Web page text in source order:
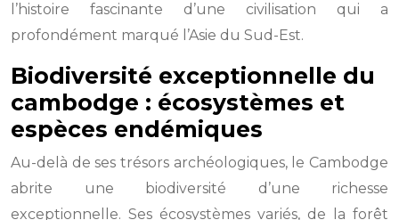
l’histoire fascinante d’une civilisation qui a
profondément marqué l’Asie du Sud-Est.
Biodiversité exceptionnelle du
cambodge : écosystèmes et
espèces endémiques
Au-delà de ses trésors archéologiques, le Cambodge
abrite une biodiversité d’une richesse
exceptionnelle. Ses écosystèmes variés, de la forêt